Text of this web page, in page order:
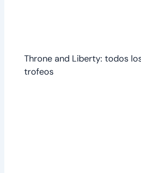
Throne and Liberty: todos
trofeos